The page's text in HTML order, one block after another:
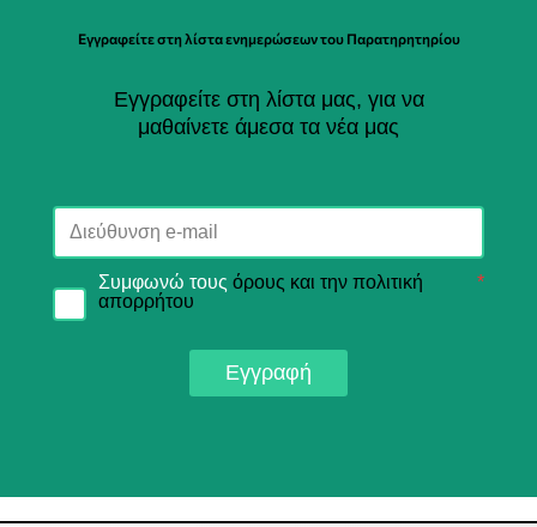
Εγγραφείτε στη λίστα ενημερώσεων του Παρατηρητηρίου
Εγγραφείτε στη λίστα μας, για να
μαθαίνετε άμεσα τα νέα μας
Συμφωνώ τους όρους και την πολιτική
απορρήτου
*
Εγγραφή